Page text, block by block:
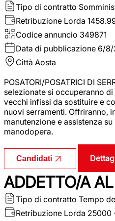
Tipo di contratto
Retribuzione Lorda
Codice annuncio 349871
Data di pubblicazione 6/8/
Città Aosta
POSATORI/POSATRICI DI
selezionate si occuperanno
vecchi infissi da sostituire e
nuovi serramenti. Offriranno,
manutenzione e assistenza
manodopera.
Candidati
ADDETTO/A
Tipo di contratto Tempo
Retribuzione Lorda 25000